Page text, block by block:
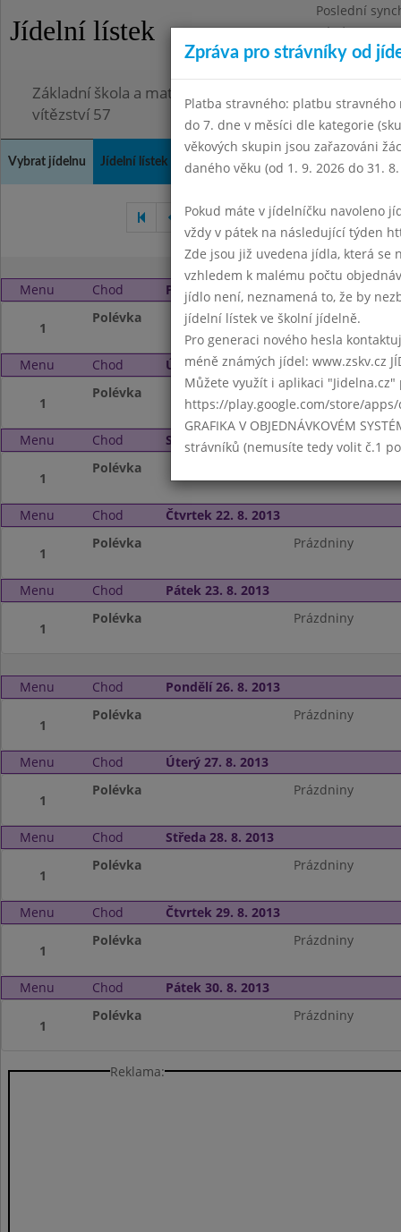
Jídelní lístek
Poslední
Pátek
Omezení
Základní škola a mateřská škola Chodov, Praha 4,
vítězství 57
Vybrat jídelnu Jídelní lístek Historie Kontakty a informace
Květen 2013 Červen
Menu Chod Pondělí 19. 8. 2013
1
Polévka Prázdniny
Menu Chod Úterý 20. 8. 2013
1
Polévka Prázdniny
Menu Chod Středa 21. 8. 2013
1
Polévka
Menu Chod Čtvrtek 22. 8. 2013
1
Polévka Prázdniny
Menu Chod Pátek 23. 8. 2013
1
Polévka Prázdniny
Menu Chod Pondělí 26. 8. 2013
1
Polévka Prázdniny
Menu Chod Úterý 27. 8. 2013
1
Polévka Prázdniny
Menu Chod Středa 28. 8. 2013
1
Polévka Prázdniny
Menu Chod Čtvrtek 29. 8. 2013
1
Polévka Prázdniny
Menu Chod Pátek 30. 8. 2013
1
Polévka Prázdniny
Reklama:
Zpráva pro strávníky od
Platba stravného: platbu stravného
do 7. dne v měsíci dle kategorie
věkových skupin jsou zařazováni
daného věku (od 1. 9. 2026 do 31.
Pokud máte v jídelníčku navoleno
vždy v pátek na následující týden
Zde jsou již uvedena jídla, která se
vzhledem k malému počtu
jídlo není, neznamená to, že by
jídelní lístek ve školní jídelně.
Pro generaci nového hesla
méně známých jídel: www.zskv.cz
Můžete využít i aplikaci
https://play.google.com/store/
GRAFIKA V OBJEDNÁVKOVÉM
strávníků (nemusíte tedy volit č.1